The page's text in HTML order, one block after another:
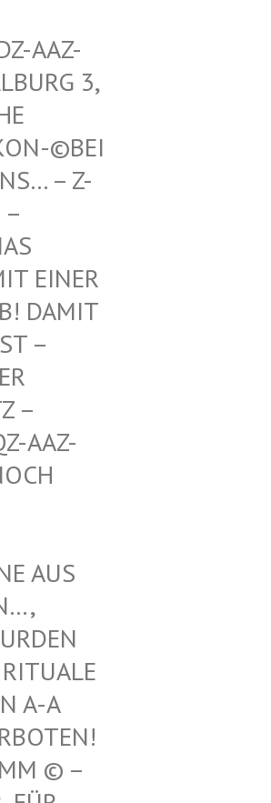
ZZ-LZ-
3, 5. ETA
BUN
WAIKI –
–
M
FR
IH
BE
TZ-
UNT
REF
HIE
VON
UND
12.
– HILF